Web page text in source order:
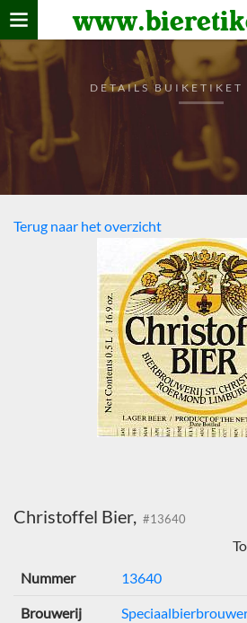
Home
verzamelen
De bierkaart
Bezoekers
DETAILS
Terug naar het overzicht
Christoffel Bier, #13640
Nummer
13640
Brouwerij